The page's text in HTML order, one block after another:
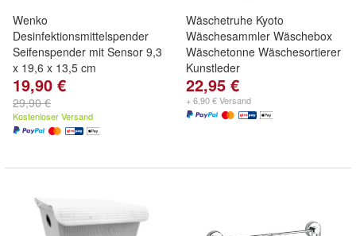
Wenko
Desinfektionsmittelspender
Seifenspender mit Sensor 9,3
x 19,6 x 13,5 cm
19,90 €
29,90 €
Kostenloser Versand
Wäschetruhe Kyoto
Wäschesammler Wäschebox
Wäschetonne Wäschesortierer
Kunstleder
22,95 €
+ 6,90 € Versand